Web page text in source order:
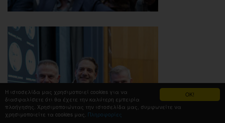
OK!
Η ιστοσελίδα μας χρησιμοποιεί cookies για να
διασφαλίσετε ότι θα έχετε την καλύτερη εμπειρία
πλοήγησης. Χρησιμοποιώντας την ιστοσελίδα μας, συμφωνείτε να
χρησιμοποιείτε τα cookies μας. Πληροφορίες